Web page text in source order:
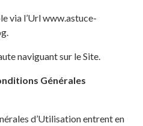
via l’Url www.astuce-
naviguant sur le Site.
Générales
d’Utilisation entrent en